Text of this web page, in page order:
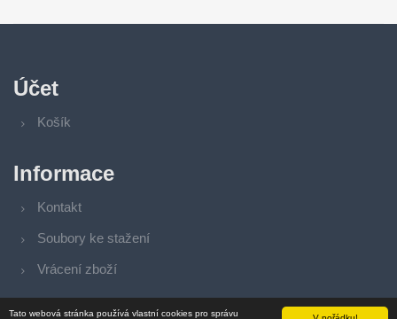
Tato webová stránka používá vlastní cookies pro správu
Účet
Košík
Informace
Kontakt
Soubory ke stažení
Vrácení zboží